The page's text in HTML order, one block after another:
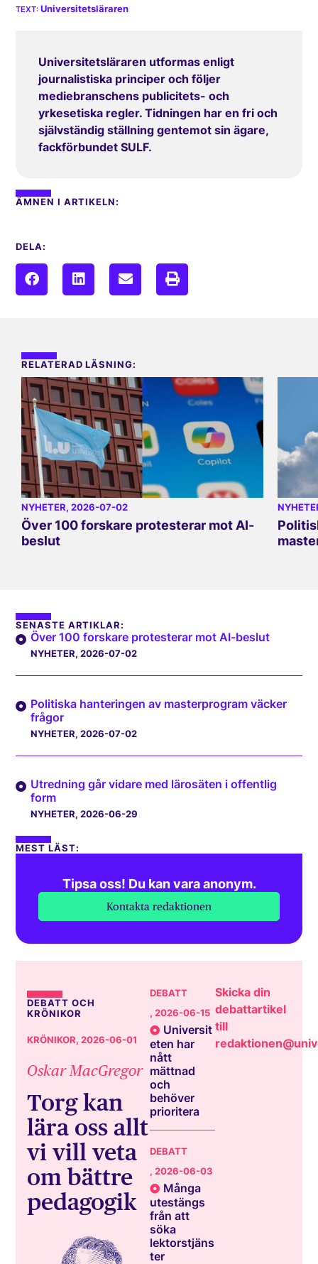
Universitetsläraren
Universitetsläraren utformas enligt
journalistiska principer och följer
mediebranschens publicitets- och
yrkesetiska regler. Tidningen har en fri och
självständig ställning gentemot sin ägare,
fackförbundet SULF.
ÄMNEN I ARTIKELN:
DELA:
RELATERAD LÄSNING:
NYHETER, 2026-07-02
Över 100 forskare protesterar mot AI-
beslut
SENASTE ARTIKLAR:
Över 100 forskare protesterar mot AI-beslut
NYHETER, 2026-07-02
Politiska hanteringen av masterprogram väcker
frågor
NYHETER, 2026-07-02
Utredning går vidare med lärosäten i offentlig
form
NYHETER, 2026-06-29
MEST LÄST:
Tipsa oss! Du kan vara anonym.
Kontakta redaktionen
DEBATT OCH
KRÖNIKOR
KRÖNIKOR, 2026-06-01
Oskar MacGregor
Torg kan
lära oss allt
vi vill veta
om bättre
pedagogik
DEBATT
, 2026-06-15
Universit
eten har
nått
mättnad
och
behöver
prioritera
DEBATT
, 2026-06-03
Många
utestängs
från att
söka
lektorstjäns
ter
Skicka din
debattartikel
till